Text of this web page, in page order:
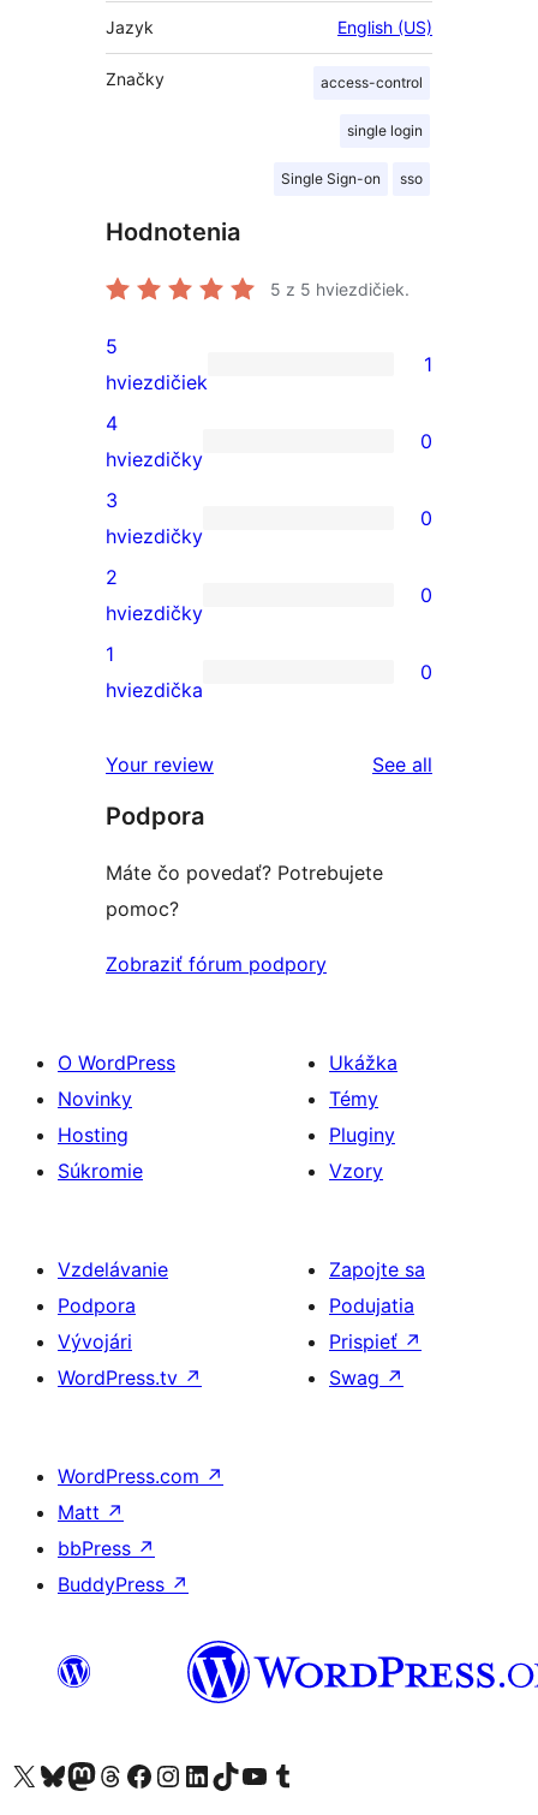
Jazyk English (US)
Značky access-control
single login
Single Sign-on sso
Hodnotenia
5 z 5 hviezdičiek.
1
recenzia
s
5-
hviezdičkovým
5
hviezdičiek
1
0
recenzií
s
4-
hviezdičkovým
4
hviezdičky
0
0
recenzií
s
3-
hviezdičkovým
3
hviezdičky
0
0
recenzií
s
hviezdičkovým
2
hviezdičky
0
0
s
hviezdičkovým
hodnotením
1
hviezdička
0
Your review See all
Podpora
Máte čo povedať? Potrebujete
pomoc?
Zobraziť fórum podpory
O WordPress
Novinky
Hosting
Súkromie
Ukážka
Témy
Pluginy
Vzory
Vzdelávanie
Podpora
Vývojári
WordPress.tv ↗
Zapojte sa
Podujatia
Prispieť ↗
Swag ↗
WordPress.com ↗
Matt ↗
bbPress ↗
BuddyPress ↗
Navštívte náš účet na X (predtým Twitter)
Navštívte náš účet na platforme Bluesky
Navštívte náš účet na Mastodone
Navštívte náš účet na platforme Threads
Navštívte našu stránku na Facebooku
Navštívte náš účet Instagram
Navštívte náš účet LinkedIn
Navštívte náš účet na platforme TikTok
Navštívte náš kanál YouTube
Navštívte náš účet na platforme Tumblr